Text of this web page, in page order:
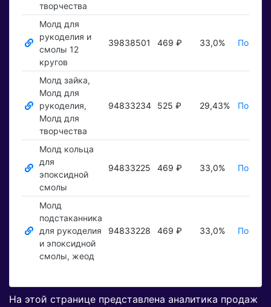
творчества
Молд для
рукоделия и
смолы 12
кругов
39838501 469 ₽ 33,0%
Молд зайка,
Молд для
рукоделия,
Молд для
творчества
94833234 525 ₽ 29,43%
Молд кольца
для
эпоксидной
смолы
94833225 469 ₽ 33,0%
Молд
подстаканника
для рукоделия
и эпоксидной
смолы, жеод
94833228 469 ₽ 33,0%
На этой странице представлена аналитика продаж